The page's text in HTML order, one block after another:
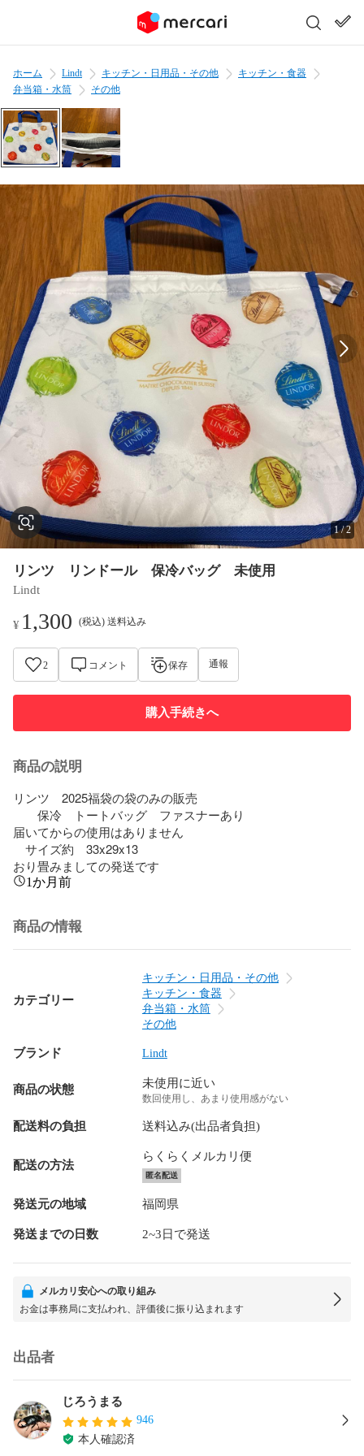
ホーム Lindt キッチン・日用品・その他
キッチン・食器
弁当箱・水筒
その他
1/2
リンツ リンドール 保冷バッグ 未使用
Lindt
¥ 1,300 (税込) 送料込み
2 コメント 保存 通報
購入手続きへ
商品の説明
リンツ　2025福袋の袋のみの販売
保冷　トートバッグ　ファスナーあり
届いてからの使用はありません
サイズ約　33x29x13
おり畳みましての発送です
1か月前
商品の情報
カテゴリー
キッチン・日用品・その他
キッチン・食器
弁当箱・水筒
その他
ブランド Lindt
商品の状態 未使用に近い
数回使用し、あまり使用感がない
配送料の負担 送料込み(出品者負担)
配送の方法
らくらくメルカリ便
匿名配送
発送元の地域 福岡県
発送までの日数 2~3日で発送
メルカリ安心への取り組み
お金は事務局に支払われ、評価後に振り込まれます
出品者
じろうまる
946
本人確認済